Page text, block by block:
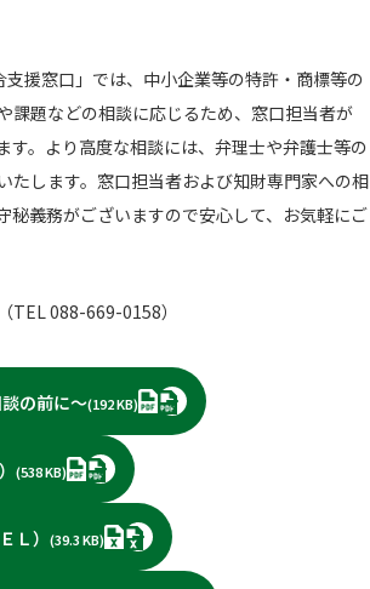
支援窓口」では、中小企業等の特許・商標等の
課題などの相談に応じるため、窓口担当者が
す。より高度な相談には、弁理士や弁護士等の
たします。窓口担当者および知財専門家への相
秘義務がございますので安心して、お気軽にご
TEL 088-669-0158）
の前に～(192 KB) PDF
(538 KB) PDF
Ｌ） (39.3 KB) XLSX